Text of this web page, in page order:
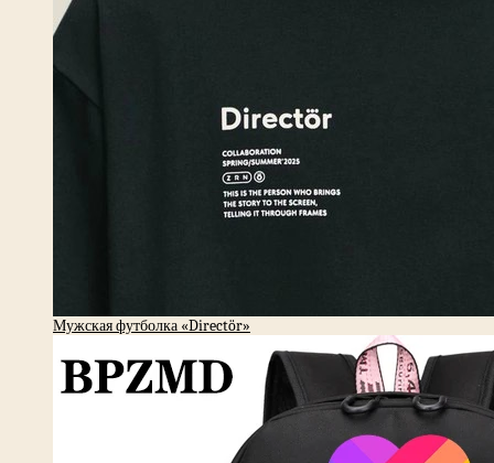
Мужская футболка «Directör»